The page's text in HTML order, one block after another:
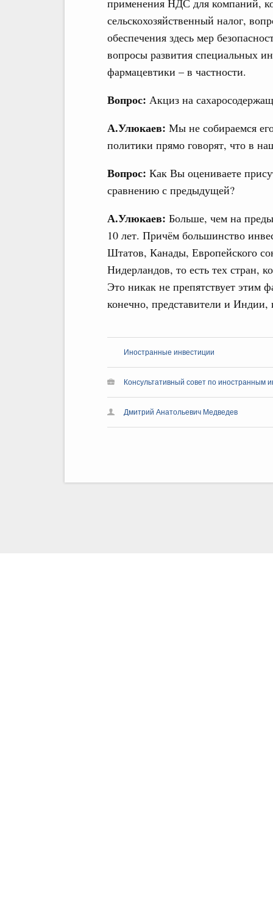
применения НДС для компаний,
сельскохозяйственный налог,
обеспечения здесь мер
вопросы развития специальных
фармацевтики – в частности.
Вопрос: Акциз на
А.Улюкаев: Мы не собираемся
политики прямо говорят, что в
Вопрос: Как Вы оцениваете
сравнению с предыдущей?
А.Улюкаев: Больше, чем на
10 лет. Причём большинство
Штатов, Канады, Европейского
Нидерландов, то есть тех стран,
Это никак не препятствует этим
конечно, представители и Индии,
Иностранные инвестиции
Консультативный совет по иностранным
Дмитрий Анатольевич Медведев